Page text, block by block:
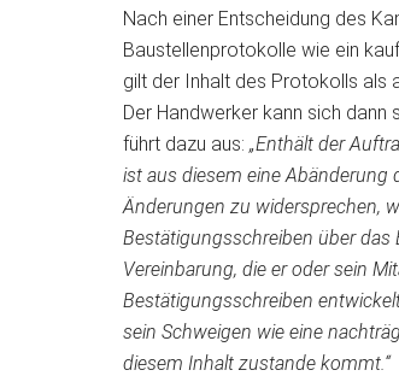
Nach einer Entscheidung des
Baustellenprotokolle wie ein
gilt der Inhalt des Protokolls als
Der Handwerker kann sich
führt dazu aus: „Enthält der
ist aus diesem eine Abänderung
Änderungen zu widersprechen,
Bestätigungsschreiben über das
Vereinbarung, die er oder sein
Bestätigungsschreiben
sein Schweigen wie eine
diesem Inhalt zustande kommt.“